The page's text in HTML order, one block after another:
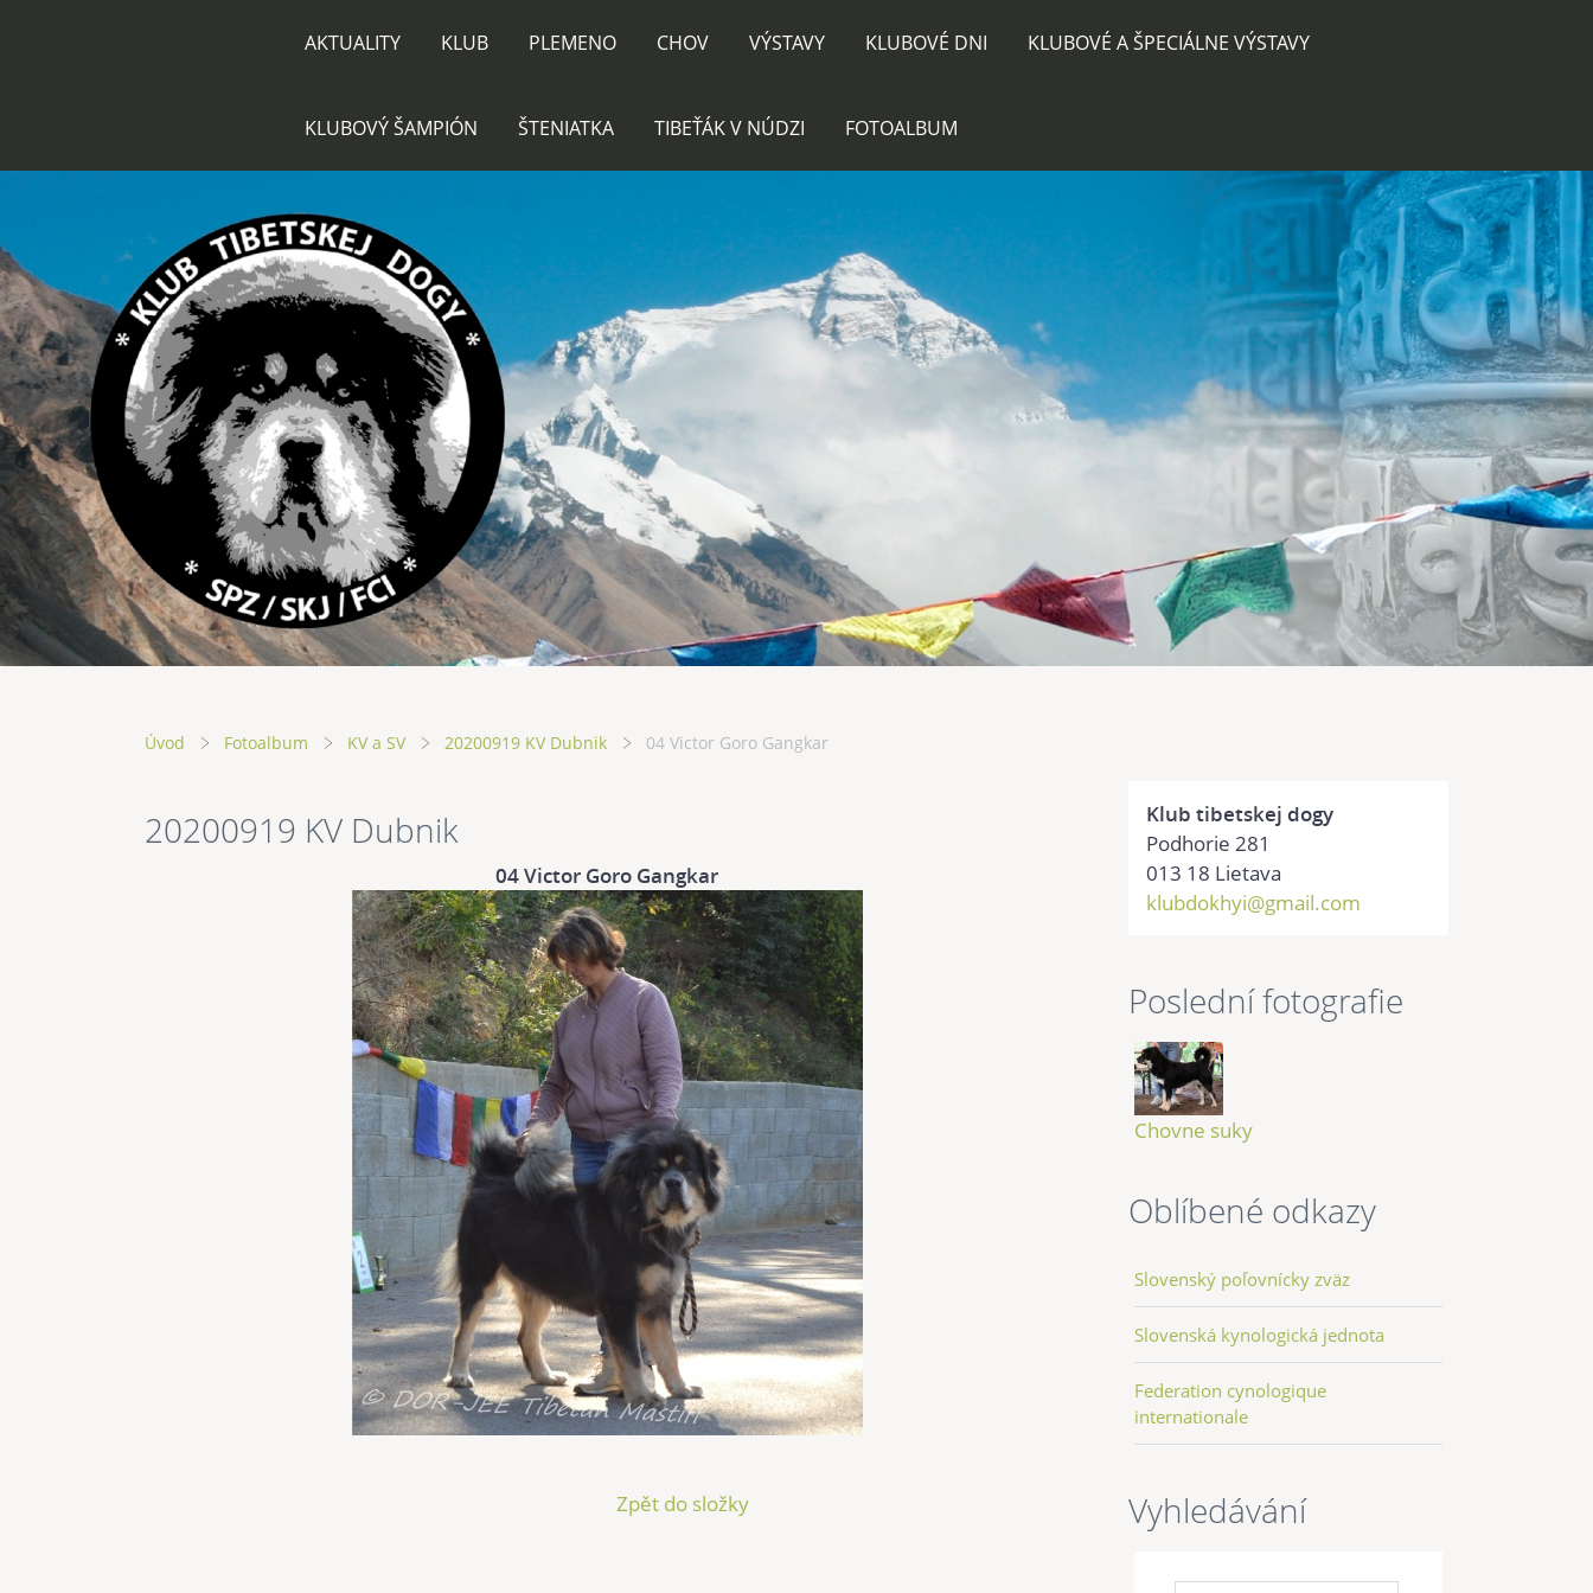
AKTUALITY KLUB PLEMENO CHOV VÝSTAVY KLUBOVÉ DNI KLUBOVÉ A ŠPECIÁLNE VÝSTAVY
KLUBOVÝ ŠAMPIÓN ŠTENIATKA TIBEŤÁK V NÚDZI FOTOALBUM
Úvod Fotoalbum KV a SV 20200919 KV Dubnik 04 Victor Goro Gangkar
20200919 KV Dubnik
04 Victor Goro Gangkar
Zpět do složky
Klub tibetskej dogy
Podhorie 281
013 18 Lietava
klubdokhyi@gmail.com
Poslední fotografie
Chovne suky
Oblíbené odkazy
Slovenský poľovnícky zväz
Slovenská kynologická jednota
Federation cynologique
internationale
Vyhledávání